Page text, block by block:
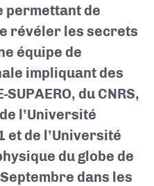
permettant de
révéler les secrets
équipe de
impliquant des
du CNRS,
l’Université
et de l’Université
du globe de
dans les